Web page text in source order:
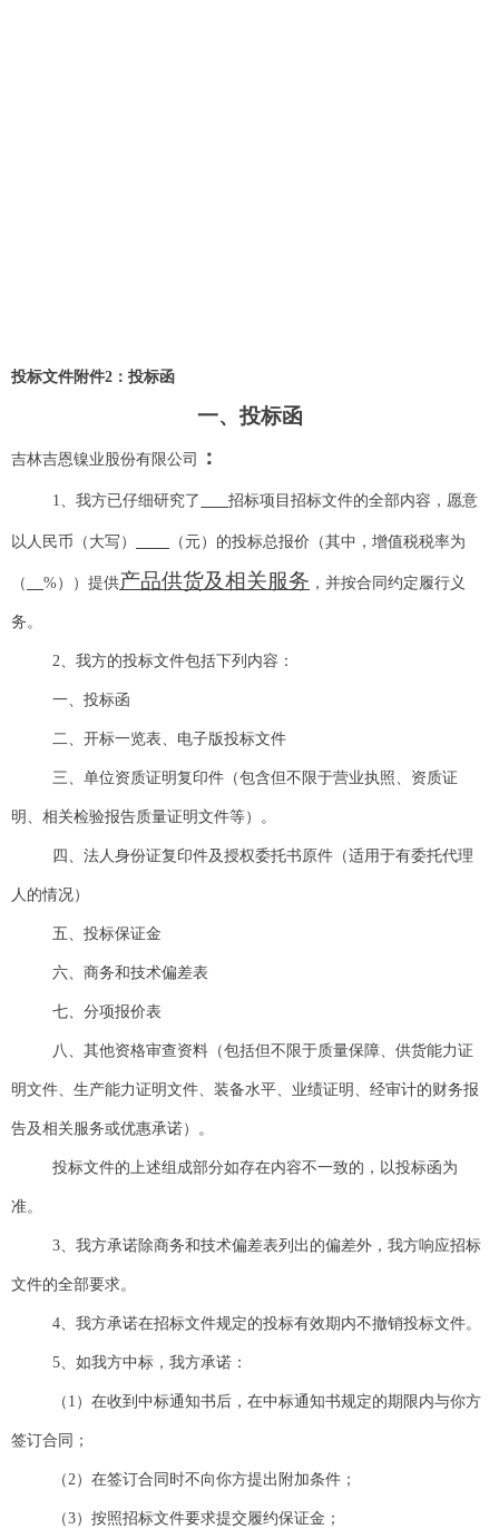
投标文件附件2：投标函
一、投标函
吉林吉恩镍业股份有限公司 ：
1、我方已仔细研究了 招标项目招标文件的全部内容，愿意
以人民币（大写） （元）的投标总报价（其中，增值税税率为
（ %））提供产品供货及相关服务 ，并按合同约定履行义
务。
2、我方的投标文件包括下列内容：
一、投标函
二、开标一览表、电子版投标文件
三、单位资质证明复印件（包含但不限于营业执照、资质证
明、相关检验报告质量证明文件等）。
四、法人身份证复印件及授权委托书原件（适用于有委托代理
人的情况）
五、投标保证金
六、商务和技术偏差表
七、分项报价表
八、其他资格审查资料（包括但不限于质量保障、供货能力证
明文件、生产能力证明文件、装备水平、业绩证明、经审计的财务报
告及相关服务或优惠承诺）。
投标文件的上述组成部分如存在内容不一致的，以投标函为
准。
3、我方承诺除商务和技术偏差表列出的偏差外，我方响应招标
文件的全部要求。
4、我方承诺在招标文件规定的投标有效期内不撤销投标文件。
5、如我方中标，我方承诺：
（1）在收到中标通知书后，在中标通知书规定的期限内与你方
签订合同；
（2）在签订合同时不向你方提出附加条件；
（3）按照招标文件要求提交履约保证金；